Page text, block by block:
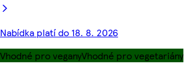
Nabídka platí do 18. 8. 2026
Vhodné pro veganyVhodné pro vegetariány